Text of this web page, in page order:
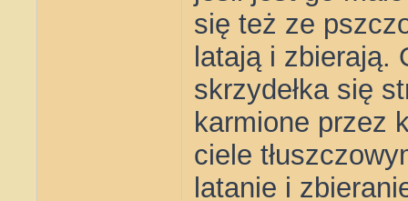
się też ze
latają i zbierają.
skrzydełka się
karmione przez
ciele
latanie i